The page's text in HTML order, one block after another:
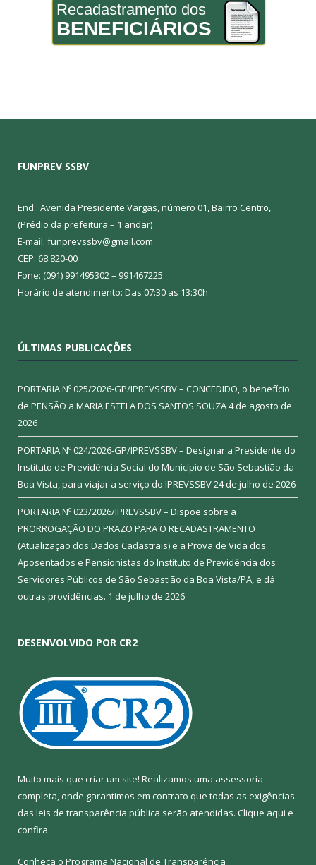
Recadastramento dos
BENEFICIÁRIOS
FUNPREV SSBV
End.: Avenida Presidente Vargas, número 01, Bairro Centro,
(Prédio da prefeitura – 1 andar)
E-mail: funprevssbv@gmail.com
CEP: 68.820-00
Fone: (091) 991495302 – 991467225
Horário de atendimento: Das 07:30 as 13:30h
ÚLTIMAS PUBLICAÇÕES
PORTARIA Nº 025/2026-GP/IPREVSSBV – CONCEDIDO, o benefício
de PENSÃO a MARIA ESTELA DOS SANTOS SOUZA4 de agosto de
2026
PORTARIA Nº 024/2026-GP/IPREVSSBV – Designar a Presidente do
Instituto de Previdência Social do Município de São Sebastião da
Boa Vista, para viajar a serviço do IPREVSSBV24 de julho de 2026
PORTARIA Nº 023/2026/IPREVSSBV – Dispõe sobre a
PRORROGAÇÃO DO PRAZO PARA O RECADASTRAMENTO
(Atualização dos Dados Cadastrais) e a Prova de Vida dos
Aposentados e Pensionistas do Instituto de Previdência dos
Servidores Públicos de São Sebastião da Boa Vista/PA, e dá
outras providências. 1 de julho de 2026
DESENVOLVIDO POR CR2
Muito mais que criar um site! Realizamos uma assessoria
completa, onde garantimos em contrato que todas as exigências
das leis de transparência pública serão atendidas. Clique aqui e
confira.
Conheça o Programa Nacional de Transparência